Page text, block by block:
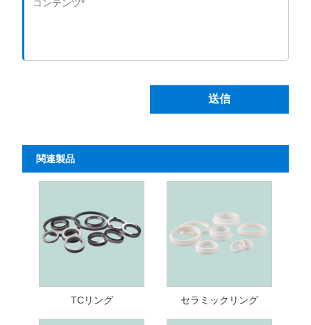
送信
関連製品
TCリング セラミックリング